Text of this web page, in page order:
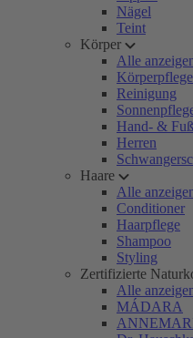
Nägel
Teint
Körper
Alle
Körperpflege
Reinigung
Hand- &
Herren
Haare
Alle
Conditioner
Haarpflege
Shampoo
Styling
Zertifizierte
Alle
MÁDARA